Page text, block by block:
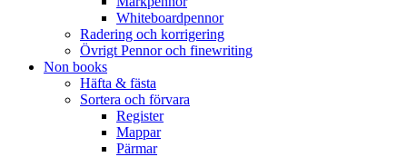
Whiteboardpennor
Radering och korrigering
Övrigt Pennor och finewriting
Non books
Häfta & fästa
Sortera och förvara
Register
Mappar
Pärmar